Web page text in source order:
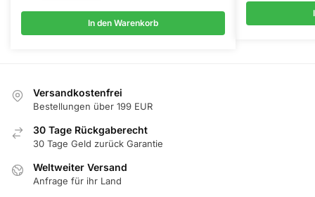
In den Warenkorb
Versandkostenfrei
Bestellungen über 199 EUR
30 Tage Rückgaberecht
30 Tage Geld zurück Garantie
Weltweiter Versand
Anfrage für ihr Land